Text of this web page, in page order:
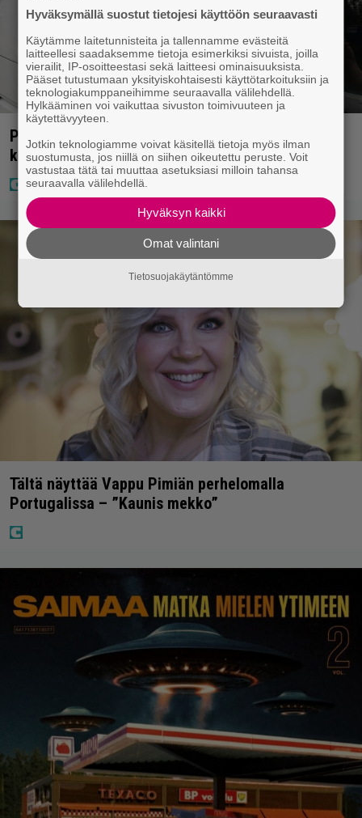
Poliisilla tehovalvonta – tästä kysymys ja näin
kauan kestää
Tältä näyttää Vappu Pimiän perhelomalla
Portugalissa – ”Kaunis mekko”
Hyväksymällä suostut tietojesi käyttöön seuraavasti
Käytämme laitetunnisteita ja tallennamme evästeitä
laitteellesi saadaksemme tietoja esimerkiksi sivuista, joilla
vierailit, IP-osoitteestasi sekä laitteesi ominaisuuksista.
Pääset tutustumaan yksityiskohtaisesti käyttötarkoituksiin ja
teknologiakumppaneihimme seuraavalla välilehdellä.
Hylkääminen voi vaikuttaa sivuston toimivuuteen ja
käytettävyyteen.
Jotkin teknologiamme voivat käsitellä tietoja myös ilman
suostumusta, jos niillä on siihen oikeutettu peruste. Voit
vastustaa tätä tai muuttaa asetuksiasi milloin tahansa
seuraavalla välilehdellä.
Hyväksyn kaikki
Omat valintani
Tietosuojakäytäntömme